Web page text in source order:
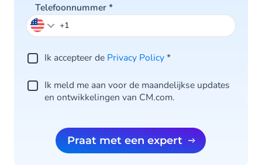
Telefoonnummer*
Ik accepteer de Privacy Policy*
Ik meld me aan voor de maandelijkse updates
en ontwikkelingen van CM.com.
Praat met een expert